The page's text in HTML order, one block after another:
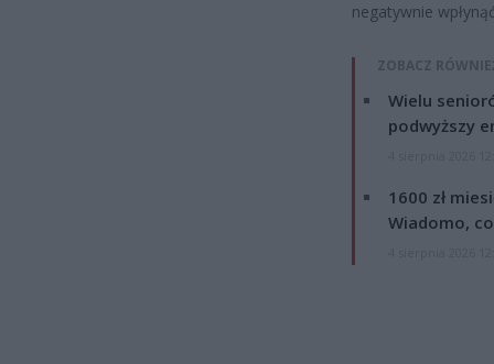
negatywnie
ZOBACZ
Wielu
podwyższy
1600 zł
Wiadomo,